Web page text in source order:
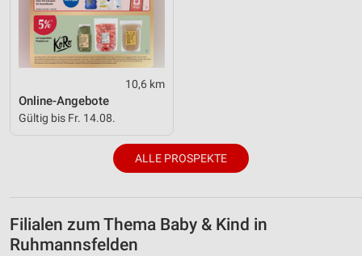
10,6 km
Online-Angebote
Gültig bis Fr. 14.08.
ALLE PROSPEKTE
Filialen zum Thema Baby & Kind in
Ruhmannsfelden